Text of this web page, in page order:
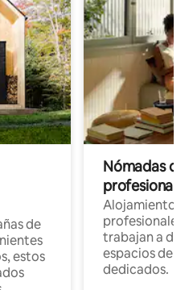
de
estos
Nómadas
Alojamientos
profesionales
trabajan a
espacios de
dedicados.